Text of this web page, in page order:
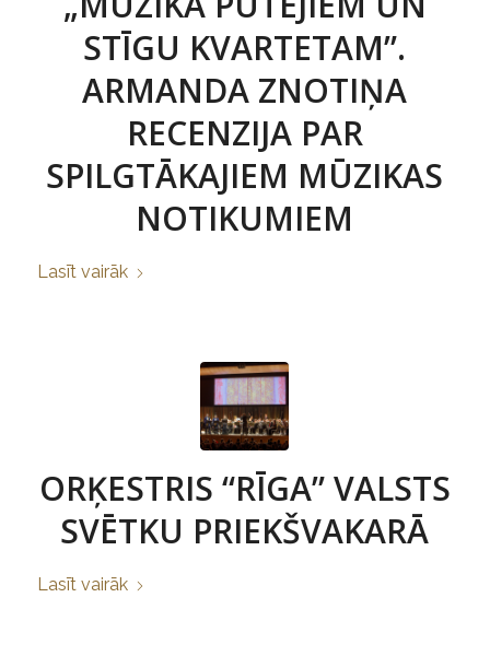
STĪGU KVARTETAM”.
ARMANDA ZNOTIŅA
RECENZIJA PAR
SPILGTĀKAJIEM MŪZIKAS
NOTIKUMIEM
Lasīt vairāk
ORĶESTRIS “RĪGA” VALSTS
SVĒTKU PRIEKŠVAKARĀ
Lasīt vairāk